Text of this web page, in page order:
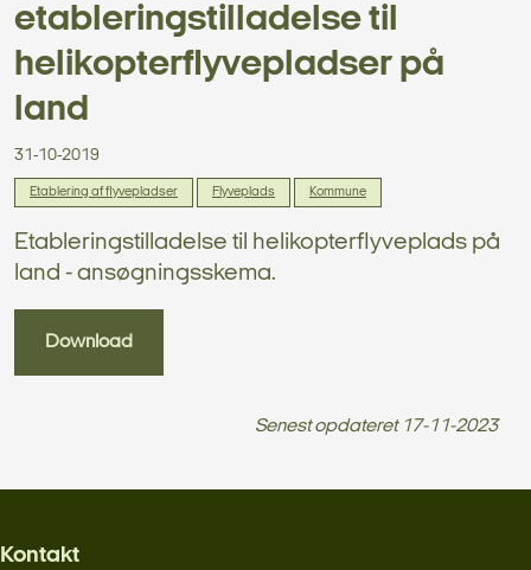
etableringstilladelse til
helikopterflyvepladser på
land
31-10-2019
Etablering af flyvepladser Flyveplads Kommune
Etableringstilladelse til helikopterflyveplads på
land - ansøgningsskema.
Download
Senest opdateret 17-11-2023
Kontakt